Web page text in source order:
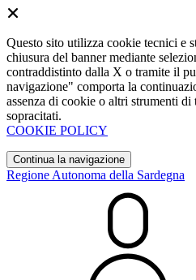
Questo sito utilizza cookie tecnici e
chiusura del banner mediante
contraddistinto dalla X o tramite il
navigazione" comporta la
assenza di cookie o altri strumenti
sopracitati.
COOKIE POLICY
Continua la navigazione
Regione Autonoma della Sardegna